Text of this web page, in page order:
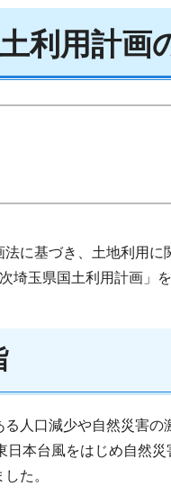
土利用計
に基づき、土地利用
埼玉県国土利用計画」
人口減少や自然災害
日本台風をはじめ自然
た。